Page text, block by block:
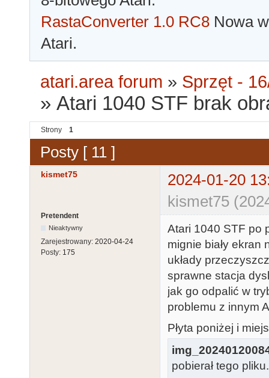
RastaConverter 1.0 RC8 Nowa
Atari.
atari.area forum » Sprzęt -
»Atari 1040 STF brak
Strony 1
Posty [ 11 ]
kismet75
2024-01-20
kismet75
Pretendent
Nieaktywny
Zarejestrowany: 2020-04-24
Posty: 175
Atari 1040 STF po
mignie biały
układy
sprawne stacja
jak go odpalić w
problemu z innym
Płyta poniżej i
pobierał tego